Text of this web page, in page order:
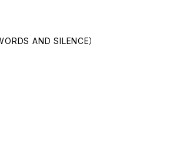
AND SILENCE）